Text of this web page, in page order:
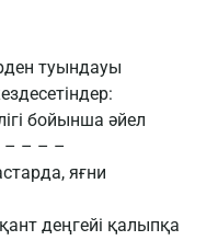
туындауы
бойынша әйел
– – – –
яғни
деңгейі қалыпқа